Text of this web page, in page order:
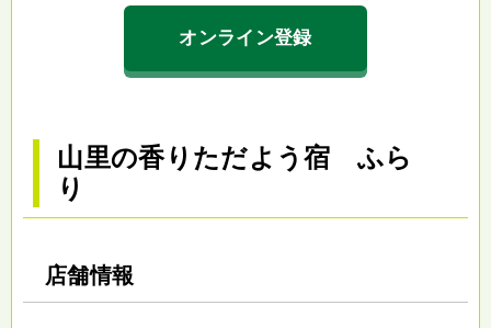
オンライン登録
山里の香りただよう宿 ふら
り
店舗情報